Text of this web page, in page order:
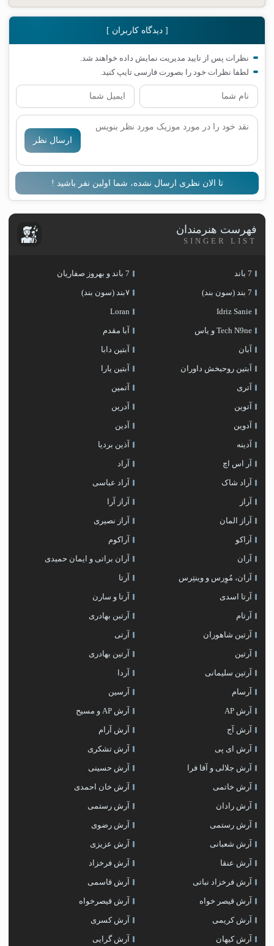
[ دیدگاه کاربران ]
نظرات پس از تایید مدیریت نمایش داده خواهند شد.
لطفا نظرات خود را بصورت فارسی تایپ کنید.
ارسال نظر
تا الان نظری ارسال نشده، شما اولین نفر باشید !
فهرست هنرمندان
SINGER LIST
7 باند 7 باند و بهروز صفاریان
7 بند (سون بند) ۷بند (سون بند)
Idriz Sanie
Loran
Tech N9ne و یاس آبا مقدم
آبان آبتین دابا
آبتین روحبخش داوران آبتین یارا
آتری آتمین
آتوین آدرین
آدوین آدین
آدینه آذین بردیا
آر اس اچ آراد
آراد شاک آراد عباسی
آراز آراز آرا
آراز المان آراز نصیری
آراکو آراکوم
آران آران براتی و ایمان حمیدی
آران، مُوِرس و وینتِرس آرتا
آرتا اسدی آرتا و سارن
آرتام آرتبن بهادری
آرتين شاهوران آرتی
آرتین آرتین بهادری
آرتین سلیمانی آردا
آرسام آرسین
آرش AP آرش AP و مسیح
آرش آج آرش آرام
آرش ای پی آرش تشکری
آرش جلالی و آقا فرا آرش حسینی
آرش خاتمی آرش خان احمدی
آرش رادان آرش رستمى
آرش رستمی آرش رضوی
آرش شعبانی آرش عزیزی
آرش عنقا آرش فرخزاد
آرش فرخزاد نباتی آرش قاسمی
آرش قیصر خواه آرش قیصرخواه
آرش کریمی آرش کسری
آرش کیهان آرش گرایی